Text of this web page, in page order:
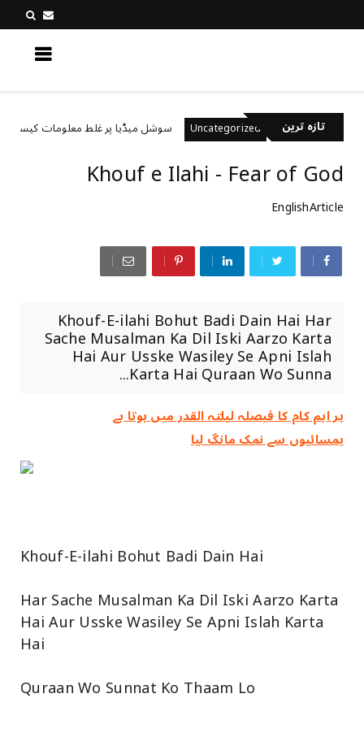
تازہ ترینUncategorized سوشل میڈیا پر غلط معلومات کیسے پہچانیں؟
Khouf e Ilahi - Fear of God
EnglishArticle
Khouf-E-ilahi Bohut Badi Dain Hai Har
Sache Musalman Ka Dil Iski Aarzo Karta
Hai Aur Usske Wasiley Se Apni Islah
Karta Hai Quraan Wo Sunna...
ہر اہم کام کا فیصلہ ‏لیلتہ القدر ‏میں ‏ہوتا ‏ہے
ہمسائیوں سے نمک مانگ لیا
Khouf-E-ilahi Bohut Badi Dain Hai
Har Sache Musalman Ka Dil Iski Aarzo Karta
Hai Aur Usske Wasiley Se Apni Islah Karta
Hai
Quraan Wo Sunnat Ko Thaam Lo